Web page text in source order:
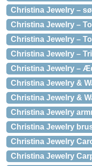
Christina Jewelry –
Christina Jewelry –
Christina Jewelry –
Christina Jewelry –
Christina Jewelry –
Christina Jewelry &
Christina Jewelry &
Christina Jewelry
Christina Jewelry
Christina Jewelry
Christina Jewelry